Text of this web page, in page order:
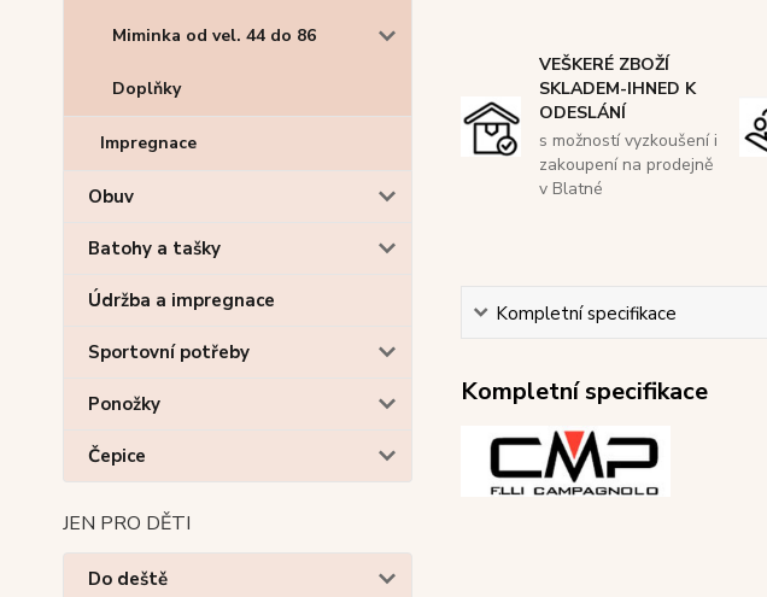
Miminka od vel. 44 do 86
Doplňky
Impregnace
Obuv
Batohy a tašky
Údržba a impregnace
Sportovní potřeby
Ponožky
Čepice
JEN PRO DĚTI
Do deště
VEŠKERÉ ZBOŽÍ
SKLADEM-IHNED K
ODESLÁNÍ
s možností vyzkoušení i
zakoupení na prodejně
v Blatné
Kompletní specifikace
Kompletní specifikace